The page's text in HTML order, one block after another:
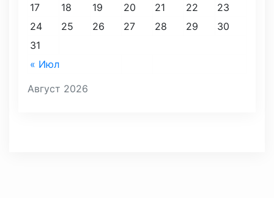
Август 2026
« Июл
17
18 19 20 21 22
23
24
25 26 27 28 29
30
31